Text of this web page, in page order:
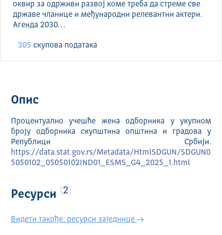
оквир за одрживи развој коме треба да стреме све
државе чланице и међународни релевантни актери.
Агенда 2030…
305 скуповa података
Опис
Процентуално учешће жена одборника у укупном
броју одборника скупштина општина и градова у
Републици Србији.
https://data.stat.gov.rs/Metadata/HtmlSDGUN/SDGUN0
5050102_05050102IND01_ESMS_G4_2025_1.html
Ресурси 2
Видети такође: ресурси заједнице